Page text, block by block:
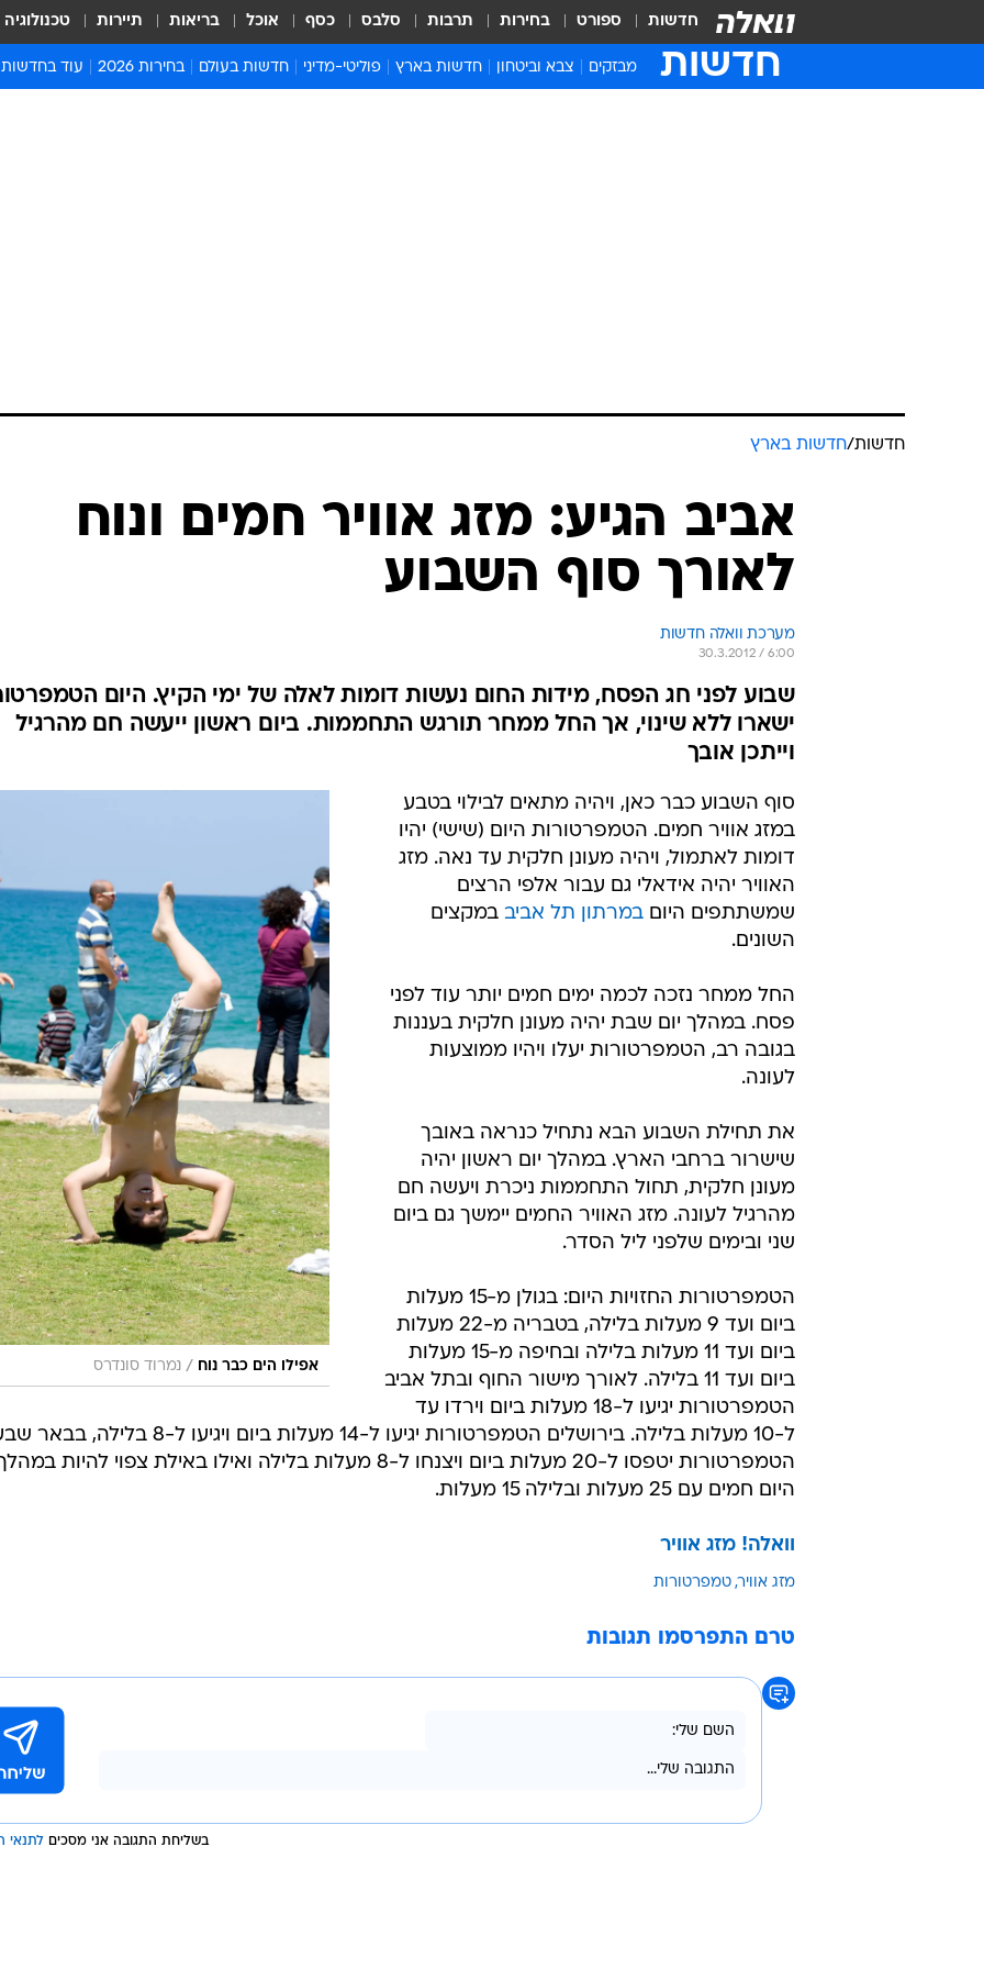
חדשות ספורט בחירות תרבות סלבס כסף אוכל בריאות תיירות טכנולוגיה
חדשות מבזקים צבא וביטחון חדשות בארץ פוליטי-מדיני חדשות בעולם בחירות 2026 עוד בחדשות
המייל האדום
חדשות/חדשות בארץ
אביב הגיע: מזג אוויר חמים ונוח
לאורך סוף השבוע
מערכת וואלה חדשות
30.3.2012 / 6:00
שבוע לפני חג הפסח, מידות החום נעשות דומות לאלה של ימי הקיץ. היום
ישארו ללא שינוי, אך החל ממחר תורגש התחממות. ביום ראשון ייעשה חם מהרגיל
וייתכן אובך
אפילו הים כבר נוח / נמרוד סונדרס
סוף השבוע כבר כאן, ויהיה מתאים לבילוי בטבע
במזג אוויר חמים. הטמפרטורות היום (שישי) יהיו
דומות לאתמול, ויהיה מעונן חלקית עד נאה. מזג
האוויר יהיה אידאלי גם עבור אלפי הרצים
שמשתתפים היום במרתון תל אביב במקצים
השונים.
החל ממחר נזכה לכמה ימים חמים יותר עוד לפני
פסח. במהלך יום שבת יהיה מעונן חלקית בעננות
בגובה רב, הטמפרטורות יעלו ויהיו ממוצעות
לעונה.
את תחילת השבוע הבא נתחיל כנראה באובך
שישרור ברחבי הארץ. במהלך יום ראשון יהיה
מעונן חלקית, תחול התחממות ניכרת ויעשה חם
מהרגיל לעונה. מזג האוויר החמים יימשך גם ביום
שני ובימים שלפני ליל הסדר.
הטמפרטורות החזויות היום: בגולן מ-15 מעלות
ביום ועד 9 מעלות בלילה, בטבריה מ-22 מעלות
ביום ועד 11 מעלות בלילה ובחיפה מ-15 מעלות
ביום ועד 11 בלילה. לאורך מישור החוף ובתל אביב
הטמפרטורות יגיעו ל-18 מעלות ביום וירדו עד
ל-10 מעלות בלילה. בירושלים הטמפרטורות יגיעו ל-14 מעלות ביום ויגיעו ל-8 בלילה,
הטמפרטורות יטפסו ל-20 מעלות ביום ויצנחו ל-8 מעלות בלילה ואילו באילת צפוי להיות
היום חמים עם 25 מעלות ובלילה 15 מעלות.
וואלה! מזג אוויר
מזג אוויר טמפרטורות
טרם התפרסמו תגובות
בשליחת התגובה אני מסכים לתנאי